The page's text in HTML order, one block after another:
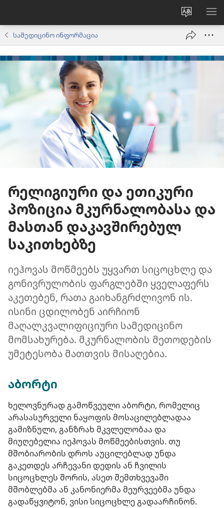
ენის
შეცვლა
სამედიცინო ინფორმაცია
რელიგიური და ეთიკური
პოზიცია მკურნალობასა და
მასთან დაკავშირებულ
საკითხებზე
იეჰოვას მოწმეებს უყვართ სიცოცხლე და
გონივრულობის ფარგლებში ყველაფერს
აკეთებენ, რათა გაიხანგრძლივონ ის.
ისინი ცდილობენ აირჩიონ
მაღალკვალიფიციური სამედიცინო
მომსახურება. მკურნალობის მეთოდების
უმეტესობა მათთვის მისაღებია.
აბორტი
ხელოვნურად გამოწვეული აბორტი, რომელიც
არასასურველი ნაყოფის მოსაცილებლადაა
გამიზნული, განზრახ მკვლელობაა და
მიუღებელია იეჰოვას მოწმეებისთვის. თუ
მშობიარობის დროს აუცილებლად უნდა
გაკეთდეს არჩევანი დედის ან ჩვილის
სიცოცხლეს შორის, ასეთ შემთხვევაში
მშობლებმა ან კანონიერმა მეურვეებმა უნდა
გადაწყვიტონ, ვისი სიცოცხლე გადაარჩინონ.